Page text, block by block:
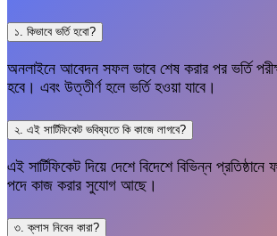
১. কিভাবে ভর্তি হবো?
অনলাইনে আবেদন সফল ভাবে শেষ করার পর ভর্তি
হবে। এবং উত্তীর্ণ হলে ভর্তি হওয়া যাবে।
২. এই সার্টিফিকেট ভবিষ্যতে কি কাজে লাগবে?
এই সার্টিফিকেট দিয়ে দেশে বিদেশে বিভিন্ন প্রতিষ্ঠানে
পদে কাজ করার সুযোগ আছে।
৩. ক্লাস নিবেন কারা?